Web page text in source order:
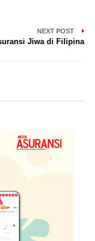
NEXT POST
Jiwa di Filipina